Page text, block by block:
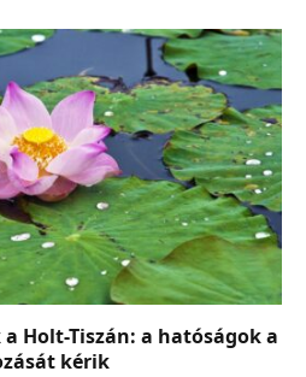
Holt-Tiszán: a hatóságok a
kérik